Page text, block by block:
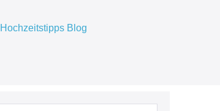
Hochzeitstipps Blog